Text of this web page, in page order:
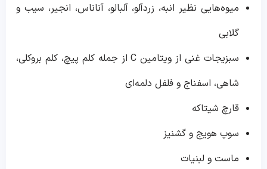
میوه‌هایی نظیر انبه، زردآلو، آلبالو، آناناس، انجیر، سیب و
گلابی
سبزیجات غنی از ویتامین C از جمله کلم پیچ، کلم بروکلی،
شاهی، اسفناج و فلفل دلمه‌ای
قارچ شیتاکه
سوپ هویج و گشنیز
ماست و لبنیات